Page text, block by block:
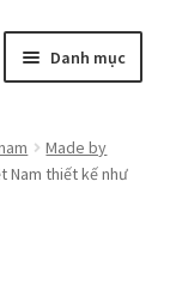
Danh mục
Made by
Nam thiết kế như